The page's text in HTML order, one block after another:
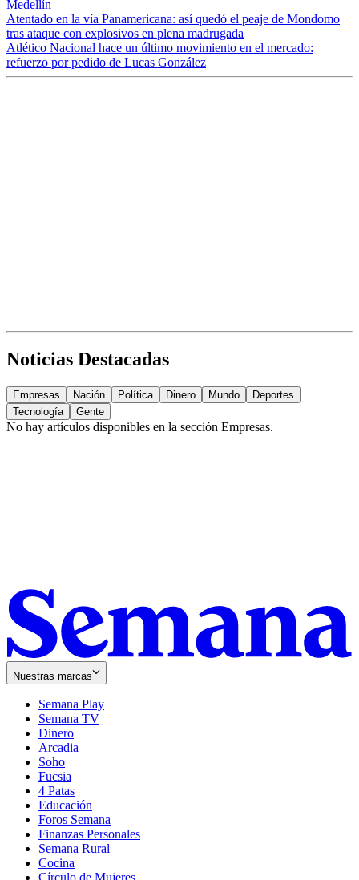
Medellín
Atentado en la vía Panamericana: así quedó el peaje de Mondomo
tras ataque con explosivos en plena madrugada
Atlético Nacional hace un último movimiento en el mercado:
refuerzo por pedido de Lucas González
Noticias Destacadas
Empresas Nación Política Dinero Mundo
Deportes
Tecnología
Gente
No hay artículos disponibles en la sección Empresas.
Nuestras marcas
Semana Play
Semana TV
Dinero
Arcadia
Soho
in
new
window
Fucsia
in
new
window
4 Patas
Educación
Foros Semana
Finanzas Personales
Semana Rural
Cocina